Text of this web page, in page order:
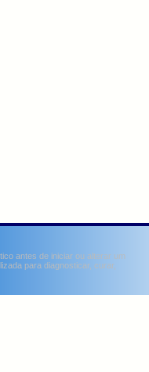
antes de iniciar ou alterar um
para diagnosticar, curar,